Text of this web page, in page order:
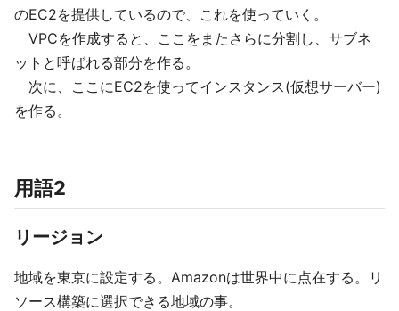
のEC2を提供しているので、これを使っていく。
VPCを作成すると、ここをまたさらに分割し、サブネ
ットと呼ばれる部分を作る。
次に、ここにEC2を使ってインスタンス(仮想サーバー)
を作る。
用語2
リージョン
地域を東京に設定する。Amazonは世界中に点在する。リ
ソース構築に選択できる地域の事。